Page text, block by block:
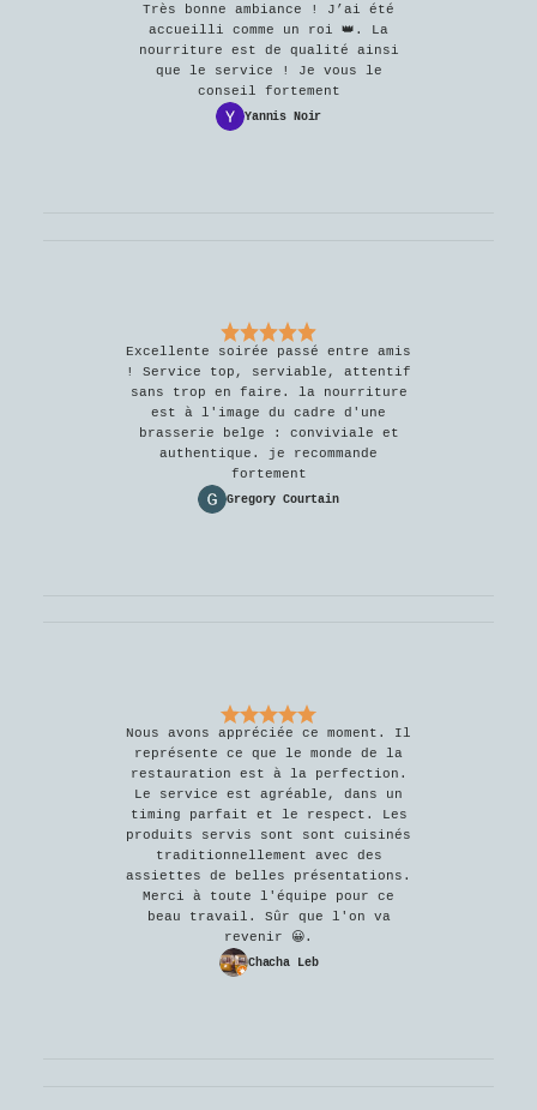
Très bonne ambiance ! J’ai été
accueilli comme un roi 👑. La
nourriture est de qualité ainsi
que le service ! Je vous le
conseil fortement
Yannis Noir
Excellente soirée passé entre amis
! Service top, serviable, attentif
sans trop en faire. la nourriture
est à l'image du cadre d'une
brasserie belge : conviviale et
authentique. je recommande
fortement
Gregory Courtain
Nous avons appréciée ce moment. Il
représente ce que le monde de la
restauration est à la perfection.
Le service est agréable, dans un
timing parfait et le respect. Les
produits servis sont sont cuisinés
traditionnellement avec des
assiettes de belles présentations.
Merci à toute l'équipe pour ce
beau travail. Sûr que l'on va
revenir 😀.
Chacha Leb